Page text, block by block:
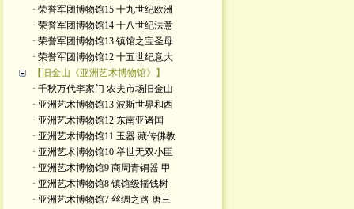
· 荣誉军团博物馆15 十九世纪欧洲
· 荣誉军团博物馆14 十八世纪法意
· 荣誉军团博物馆13 镇馆之宝圣母
· 荣誉军团博物馆12 十五世纪意大
【旧金山《亚洲艺术博物馆》】
· 千秋万代李家门 农夫市场旧金山
· 亚洲艺术博物馆13 波斯世界和西
· 亚洲艺术博物馆12 东南亚诸国
· 亚洲艺术博物馆11 玉器 藏传佛教
· 亚洲艺术博物馆10 举世无双小臣
· 亚洲艺术博物馆9 商周青铜器 甲
· 亚洲艺术博物馆8 镇馆级摇钱树
· 亚洲艺术博物馆7 丝绸之路 唐三